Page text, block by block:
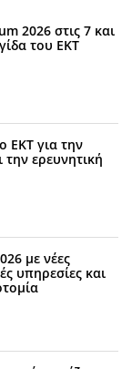
2026 στις 7 και
του ΕΚΤ
ΕΚΤ για την
την ερευνητική
με νέες
υπηρεσίες και